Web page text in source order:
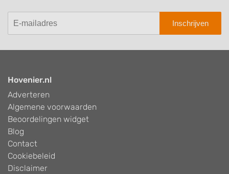
Inschrijven
Hovenier.nl
Adverteren
Algemene voorwaarden
Beoordelingen widget
Blog
Contact
Cookiebeleid
Disclaimer